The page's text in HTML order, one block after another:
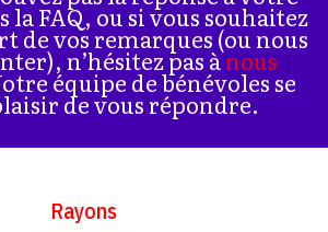
la FAQ, ou si vous souhaitez
de vos remarques (ou nous
n’hésitez pas ànous
équipe de bénévoles se
de vous répondre.
Rayons